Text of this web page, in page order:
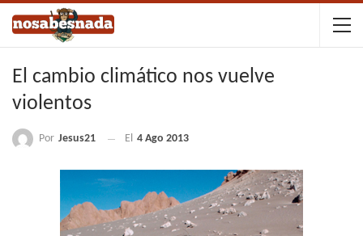
El cambio climático nos vuelve
violentos
Por Jesus21 El 4 Ago 2013